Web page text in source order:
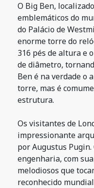
O Big Ben,
emblemáticos do
do Palácio de
enorme torre do
316 pés de altura e
de diâmetro,
Ben é na verdade o
torre, mas é
estrutura.
Os visitantes de
impressionante
por Augustus
engenharia, com
melodiosos que
reconhecido